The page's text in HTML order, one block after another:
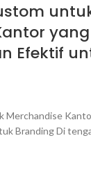
Efektif
Merchandise
Branding Di